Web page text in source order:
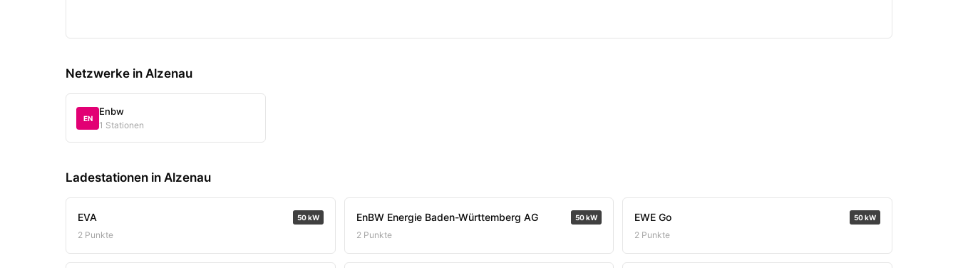
Netzwerke in Alzenau
EN
Enbw
1 Stationen
Ladestationen in Alzenau
EVA 50 kW
2 Punkte
EnBW Energie Baden-Württemberg AG 50 kW
2 Punkte
EWE Go 50 kW
2 Punkte